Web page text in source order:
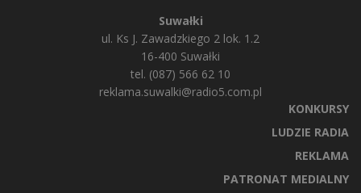
Suwałki
ul. Ks J. Zawadzkiego 2 lok. 1.2
16-400 Suwałki
tel. (087) 566 62 10
reklama.suwalki@radio5.com.pl
KONKURSY
LUDZIE RADIA
REKLAMA
PATRONAT MEDIALNY